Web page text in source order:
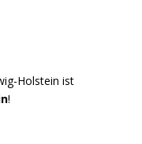
Holstein ist
!